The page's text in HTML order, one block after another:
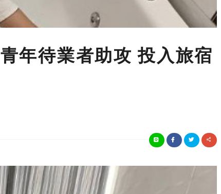
年待業者助攻 投入旅宿